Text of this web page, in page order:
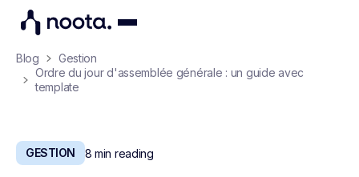
Blog
Gestion
Ordre du jour d'assemblée générale : un guide avec
template
GESTION 8 min reading